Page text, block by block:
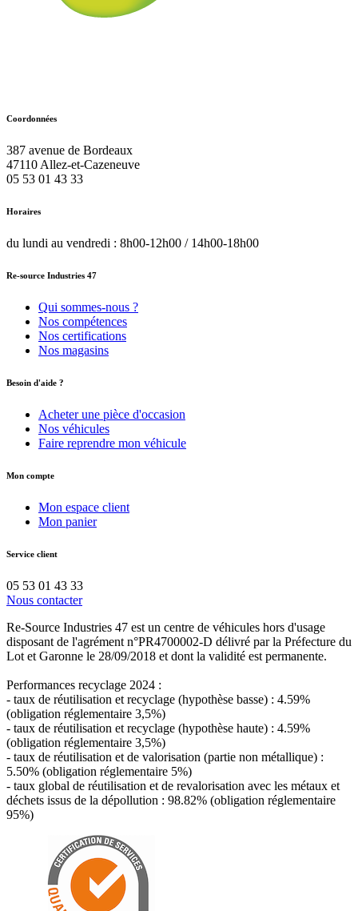
Coordonnées
387 avenue de Bordeaux
47110 Allez-et-Cazeneuve
05 53 01 43 33
Horaires
du lundi au vendredi : 8h00-12h00 / 14h00-18h00
Re-source Industries 47
Qui sommes-nous ?
Nos compétences
Nos certifications
Nos magasins
Besoin d'aide ?
Acheter une pièce d'occasion
Nos véhicules
Faire reprendre mon véhicule
Mon compte
Mon espace client
Mon panier
Service client
05 53 01 43 33
Nous contacter
Re-Source Industries 47 est un centre de véhicules hors d'usage
disposant de l'agrément n°PR4700002-D délivré par la Préfecture du
Lot et Garonne le 28/09/2018 et dont la validité est permanente.
Performances recyclage 2024 :
- taux de réutilisation et recyclage (hypothèse basse) : 4.59%
(obligation réglementaire 3,5%)
- taux de réutilisation et recyclage (hypothèse haute) : 4.59%
(obligation réglementaire 3,5%)
- taux de réutilisation et de valorisation (partie non métallique) :
5.50% (obligation réglementaire 5%)
- taux global de réutilisation et de revalorisation avec les métaux et
déchets issus de la dépollution : 98.82% (obligation réglementaire
95%)